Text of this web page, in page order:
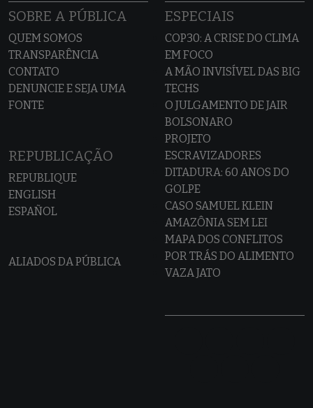
SOBRE A PÚBLICA
QUEM SOMOS
TRANSPARÊNCIA
CONTATO
DENUNCIE E SEJA UMA
FONTE
REPUBLICAÇÃO
REPUBLIQUE
ENGLISH
ESPAÑOL
ALIADOS DA PÚBLICA
ESPECIAIS
COP30: A CRISE DO CLIMA
EM FOCO
A MÃO INVISÍVEL DAS BIG
TECHS
O JULGAMENTO DE JAIR
BOLSONARO
PROJETO
ESCRAVIZADORES
DITADURA: 60 ANOS DO
GOLPE
CASO SAMUEL KLEIN
AMAZÔNIA SEM LEI
MAPA DOS CONFLITOS
POR TRÁS DO ALIMENTO
VAZA JATO